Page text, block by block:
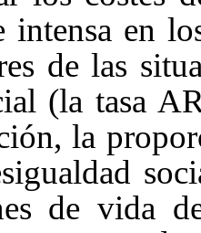
intensa en
de las
(la tasa
la
de vida